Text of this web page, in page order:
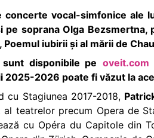
concerte vocal-simfonice ale
pe soprana Olga
Poemul iubirii și al mării de
sunt disponibile pe oveit.com
2025-2026 poate fi văzut la
cu Stagiunea 2017-2018,
al teatrelor precum Opera de
cu Opéra du Capitole din